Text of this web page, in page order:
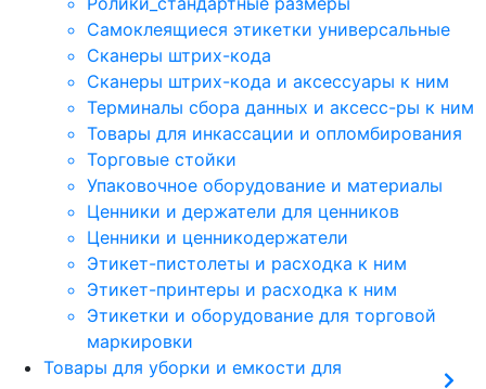
Самоклеящиеся этикетки универсальные
Сканеры штрих-кода
Сканеры штрих-кода и аксессуары к ним
Терминалы сбора данных и аксесс-ры к ним
Товары для инкассации и опломбирования
Торговые стойки
Упаковочное оборудование и материалы
Ценники и держатели для ценников
Ценники и ценникодержатели
Этикет-пистолеты и расходка к ним
Этикет-принтеры и расходка к ним
Этикетки и оборудование для торговой
маркировки
Товары для уборки и емкости для